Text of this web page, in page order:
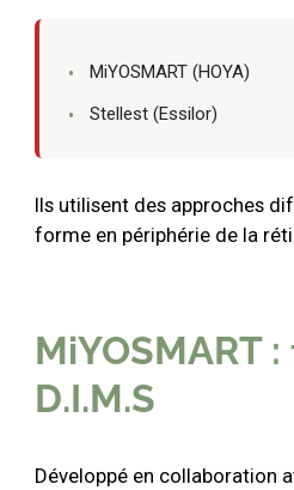
MiYOSMART (HOYA)
Stellest (Essilor)
Ils utilisent des approches
forme en périphérie de la
MiYOSMART
D.I.M.S
Développé en collaboration